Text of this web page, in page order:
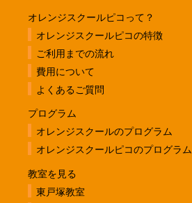
オレンジスクールピコって？
オレンジスクールピコの特徴
ご利用までの流れ
費用について
よくあるご質問
プログラム
オレンジスクールのプログラム
オレンジスクールピコのプログラム
教室を見る
東戸塚教室